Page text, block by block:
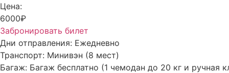
Цена:
6000₽
Забронировать билет
Дни отправления: Ежедневно
Транспорт: Минивэн (8 мест)
Багаж: Багаж бесплатно (1 чемодан до 20 кг и ручная